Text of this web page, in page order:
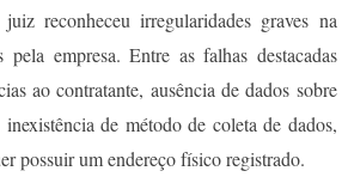
reconheceu irregularidades graves na
pela empresa. Entre as falhas destacadas
ao contratante, ausência de dados sobre
de método de coleta de dados,
possuir um endereço físico registrado.